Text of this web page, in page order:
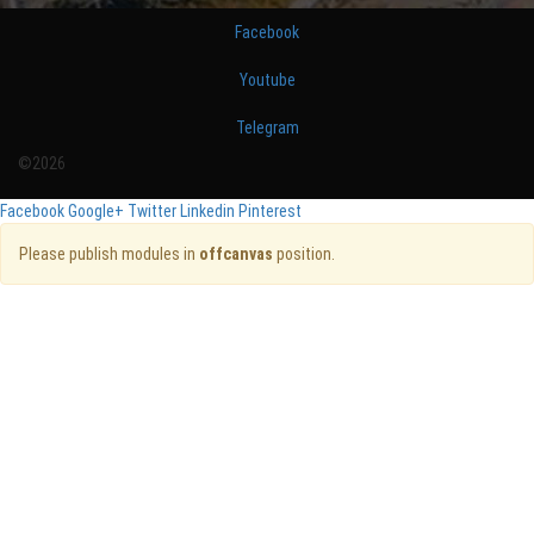
Facebook
Youtube
Telegram
©2026
FacebookGoogle+ Twitter Linkedin Pinterest
Please publish modules in offcanvas position.